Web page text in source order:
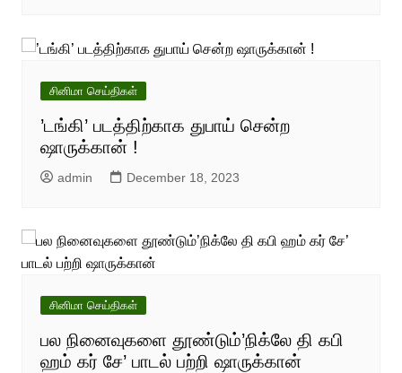
சினிமா செய்திகள்
’டங்கி’ படத்திற்காக துபாய் சென்ற
ஷாருக்கான் !
admin December 18, 2023
சினிமா செய்திகள்
பல நினைவுகளை தூண்டும்’நிக்லே தி கபி
ஹம் கர் சே’ பாடல் பற்றி ஷாருக்கான்